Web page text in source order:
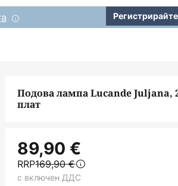
Подова лампа Lucande Juljana,
плат
89,90 €
RRP169,90 €
с включен ДДС